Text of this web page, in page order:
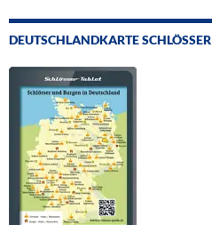
DEUTSCHLANDKARTE SCHLÖSSER